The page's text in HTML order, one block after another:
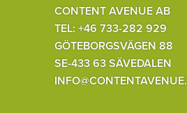
CONTENT AVENUE AB
TEL: +46 733-282 929
GÖTEBORGSVÄGEN 88
SE-433 63 SÄVEDALEN